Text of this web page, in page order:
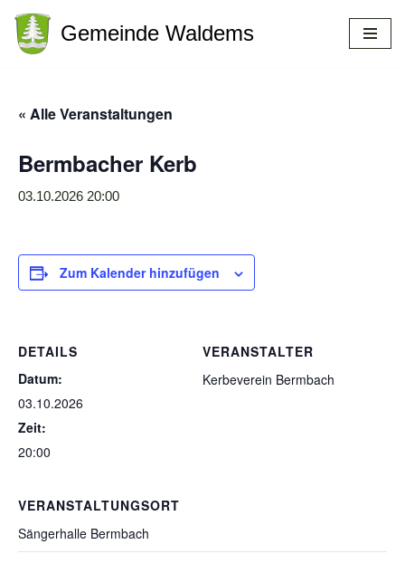
Zum
Gemeinde Waldems
« Alle Veranstaltungen
Bermbacher Kerb
03.10.2026 20:00
Zum Kalender hinzufügen
DETAILS
Datum:
03.10.2026
Zeit:
20:00
VERANSTALTER
Kerbeverein Bermbach
VERANSTALTUNGSORT
Sängerhalle Bermbach